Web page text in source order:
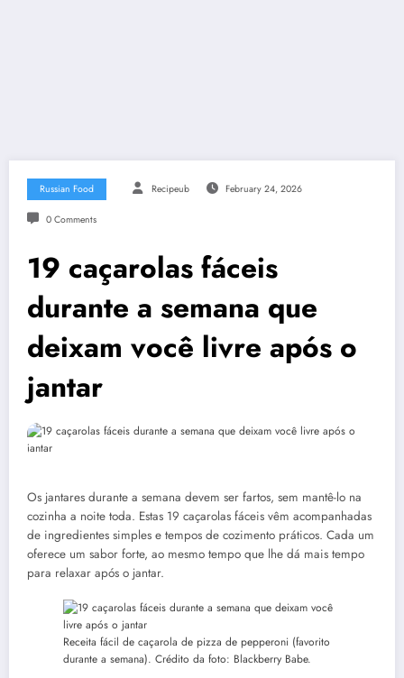
Russian Food Recipeub February 24, 2026
0 Comments
19 caçarolas fáceis
durante a semana que
deixam você livre após o
jantar
Os jantares durante a semana devem ser fartos, sem mantê-lo na
cozinha a noite toda. Estas 19 caçarolas fáceis vêm acompanhadas
de ingredientes simples e tempos de cozimento práticos. Cada um
oferece um sabor forte, ao mesmo tempo que lhe dá mais tempo
para relaxar após o jantar.
Receita fácil de caçarola de pizza de pepperoni (favorito
durante a semana). Crédito da foto: Blackberry Babe.